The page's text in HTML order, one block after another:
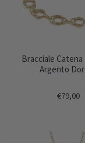
Bracciale Catena
Argento
€79,00